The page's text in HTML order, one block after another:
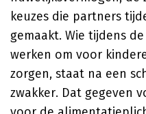
keuzes die partners
gemaakt. Wie tijdens
werken om voor
zorgen, staat na een
zwakker. Dat gegeven